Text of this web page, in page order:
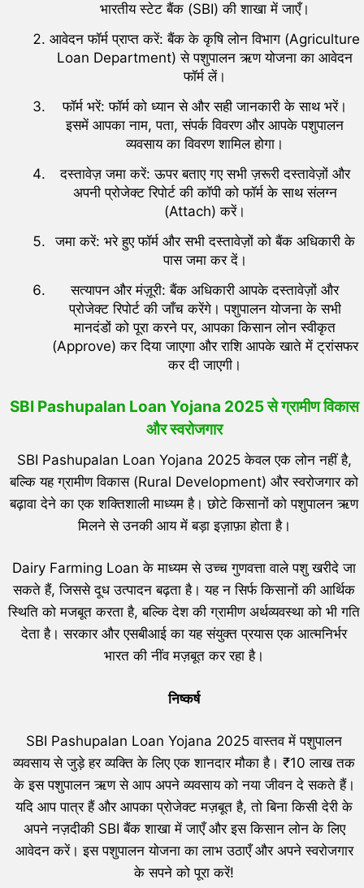
भारतीय स्टेट बैंक (SBI) की शाखा में जाएँ।
आवेदन फॉर्म प्राप्त करें: बैंक के कृषि लोन विभाग (Agriculture
Loan Department) से पशुपालन ऋण योजना का आवेदन
फॉर्म लें।
फॉर्म भरें: फॉर्म को ध्यान से और सही जानकारी के साथ भरें।
इसमें आपका नाम, पता, संपर्क विवरण और आपके पशुपालन
व्यवसाय का विवरण शामिल होगा।
दस्तावेज़ जमा करें: ऊपर बताए गए सभी ज़रूरी दस्तावेज़ों और
अपनी प्रोजेक्ट रिपोर्ट की कॉपी को फॉर्म के साथ संलग्न
(Attach) करें।
जमा करें: भरे हुए फॉर्म और सभी दस्तावेज़ों को बैंक अधिकारी के
पास जमा कर दें।
सत्यापन और मंज़ूरी: बैंक अधिकारी आपके दस्तावेज़ों और
प्रोजेक्ट रिपोर्ट की जाँच करेंगे। पशुपालन योजना के सभी
मानदंडों को पूरा करने पर, आपका किसान लोन स्वीकृत
(Approve) कर दिया जाएगा और राशि आपके खाते में ट्रांसफर
कर दी जाएगी।
SBI Pashupalan Loan Yojana 2025 से ग्रामीण विकास
और स्वरोजगार
SBI Pashupalan Loan Yojana 2025 केवल एक लोन नहीं है,
बल्कि यह ग्रामीण विकास (Rural Development) और स्वरोजगार को
बढ़ावा देने का एक शक्तिशाली माध्यम है। छोटे किसानों को पशुपालन ऋण
मिलने से उनकी आय में बड़ा इज़ाफ़ा होता है।
Dairy Farming Loan के माध्यम से उच्च गुणवत्ता वाले पशु खरीदे जा
सकते हैं, जिससे दूध उत्पादन बढ़ता है। यह न सिर्फ किसानों की आर्थिक
स्थिति को मजबूत करता है, बल्कि देश की ग्रामीण अर्थव्यवस्था को भी गति
देता है। सरकार और एसबीआई का यह संयुक्त प्रयास एक आत्मनिर्भर
भारत की नींव मज़बूत कर रहा है।
निष्कर्ष
SBI Pashupalan Loan Yojana 2025 वास्तव में पशुपालन
व्यवसाय से जुड़े हर व्यक्ति के लिए एक शानदार मौका है। ₹10 लाख तक
के इस पशुपालन ऋण से आप अपने व्यवसाय को नया जीवन दे सकते हैं।
यदि आप पात्र हैं और आपका प्रोजेक्ट मज़बूत है, तो बिना किसी देरी के
अपने नज़दीकी SBI बैंक शाखा में जाएँ और इस किसान लोन के लिए
आवेदन करें। इस पशुपालन योजना का लाभ उठाएँ और अपने स्वरोजगार
के सपने को पूरा करें!